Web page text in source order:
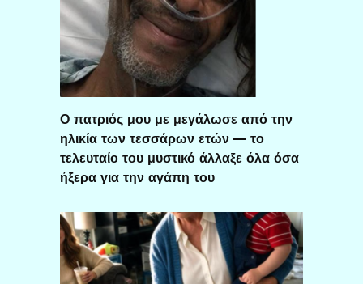
Ο πατριός μου με μεγάλωσε από την
ηλικία των τεσσάρων ετών — το
τελευταίο του μυστικό άλλαξε όλα όσα
ήξερα για την αγάπη του